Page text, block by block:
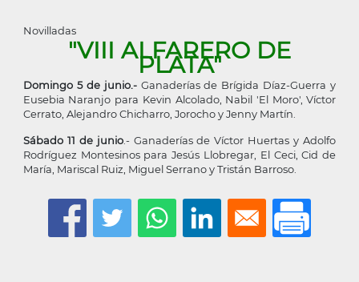
Novilladas
"VIII ALFARERO DE
PLATA"
Domingo 5 de junio.-Ganaderías de Brígida Díaz-Guerra y
Eusebia Naranjo para Kevin Alcolado, Nabil 'El Moro', Víctor
Cerrato, Alejandro Chicharro, Jorocho y Jenny Martín.
Sábado 11 de junio.- Ganaderías de Víctor Huertas y Adolfo
Rodríguez Montesinos para Jesús Llobregar, El Ceci, Cid de
María, Mariscal Ruiz, Miguel Serrano y Tristán Barroso.